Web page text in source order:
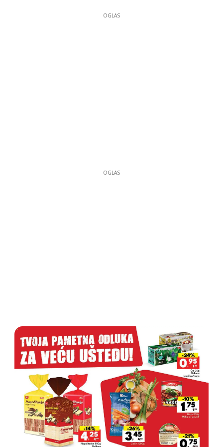
OGLAS
OGLAS